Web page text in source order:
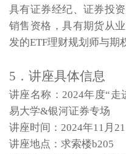
具有证券经纪、证券投
销售资格，具有期货从
发的ETF理财规划师与期
5．讲座具体信息
讲座名称：2024年度“
易大学&银河证券专场
讲座时间：2024年11月
讲座地点：求索楼b205